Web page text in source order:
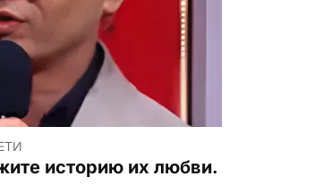
историю их любви.